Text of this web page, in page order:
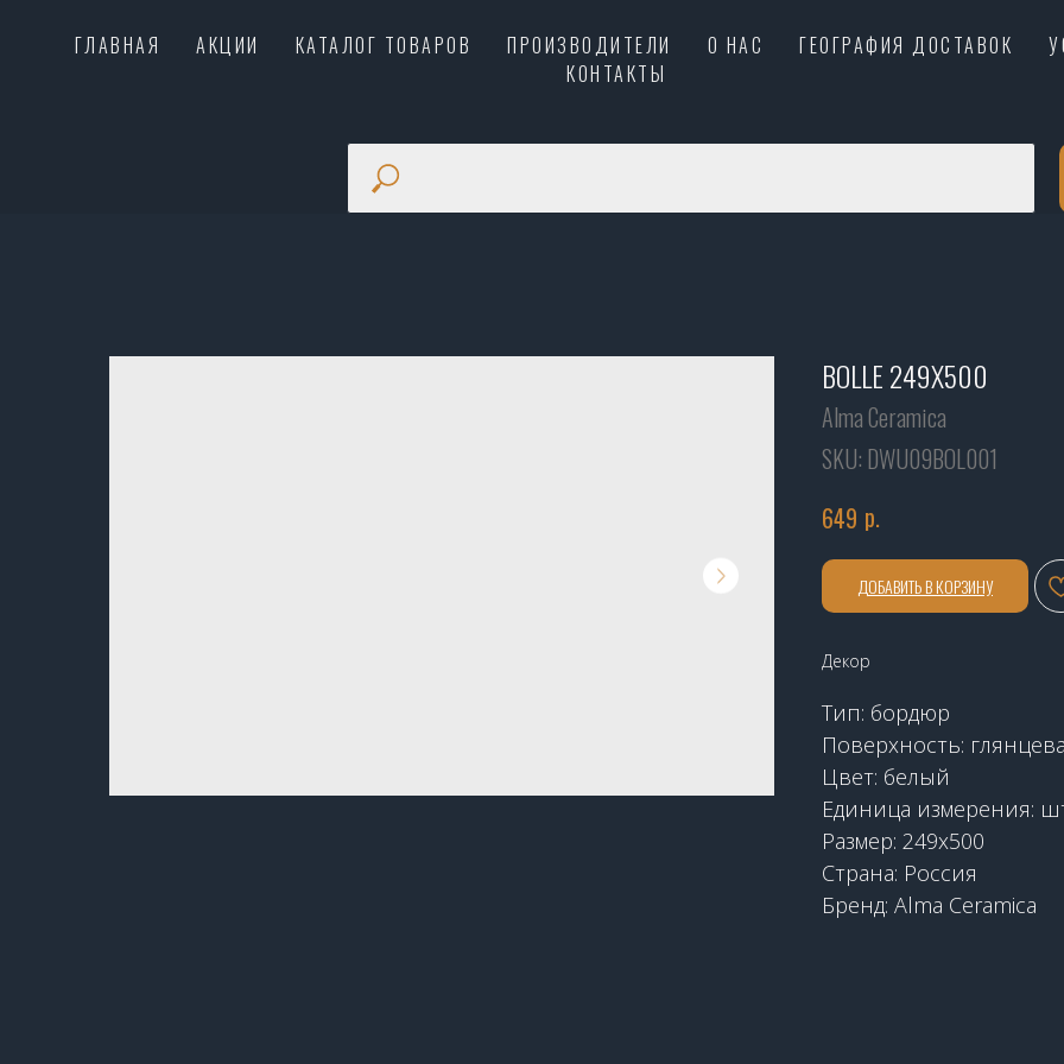
ГЛАВНАЯ АКЦИИ КАТАЛОГ ТОВАРОВ ПРОИЗВОДИТЕЛИ О НАС ГЕОГРАФИЯ ДОСТАВОК
КОНТАКТЫ
BOLLE 249X500
Alma Ceramica
SKU: DWU09BOL001
649 р.
ДОБАВИТЬ В КОРЗИНУ
Декор
Тип: бордюр
Поверхность:
Цвет: белый
Единица измерения:
Размер: 249х500
Страна: Россия
Бренд: Alma Ceramica